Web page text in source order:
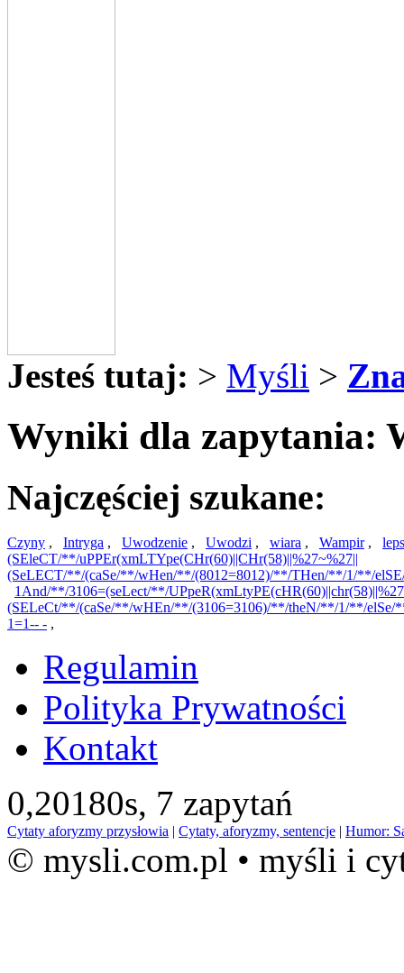
Jesteś tutaj: > Myśli >
Wyniki dla zapytania:
Najczęściej szukane:
Czyny , Intryga , Uwodzenie , Uwodzi , wiara , Wampir,
(SEleCT/**/uPPEr(xmLTYpe(CHr(60)||CHr(58)||%27~%27||
(SeLECT/**/(caSe/**/wHen/**/(8012=8012)/**/THen/**/1/**/
1And/**/3106=(seLect/**/
(SELeCt/**/(caSe/**/wHEn/**/(3106=3106)/**/theN/**/1/**/
1=1-- - ,
Regulamin
Polityka Prywatności
Kontakt
0,20180s, 7 zapytań
Cytaty aforyzmy przysłowia | Cytaty, aforyzmy, sentencje | Humor:
© mysli.com.pl • myśli i